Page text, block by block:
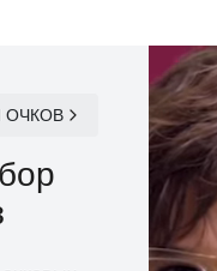
ОЧКОВ